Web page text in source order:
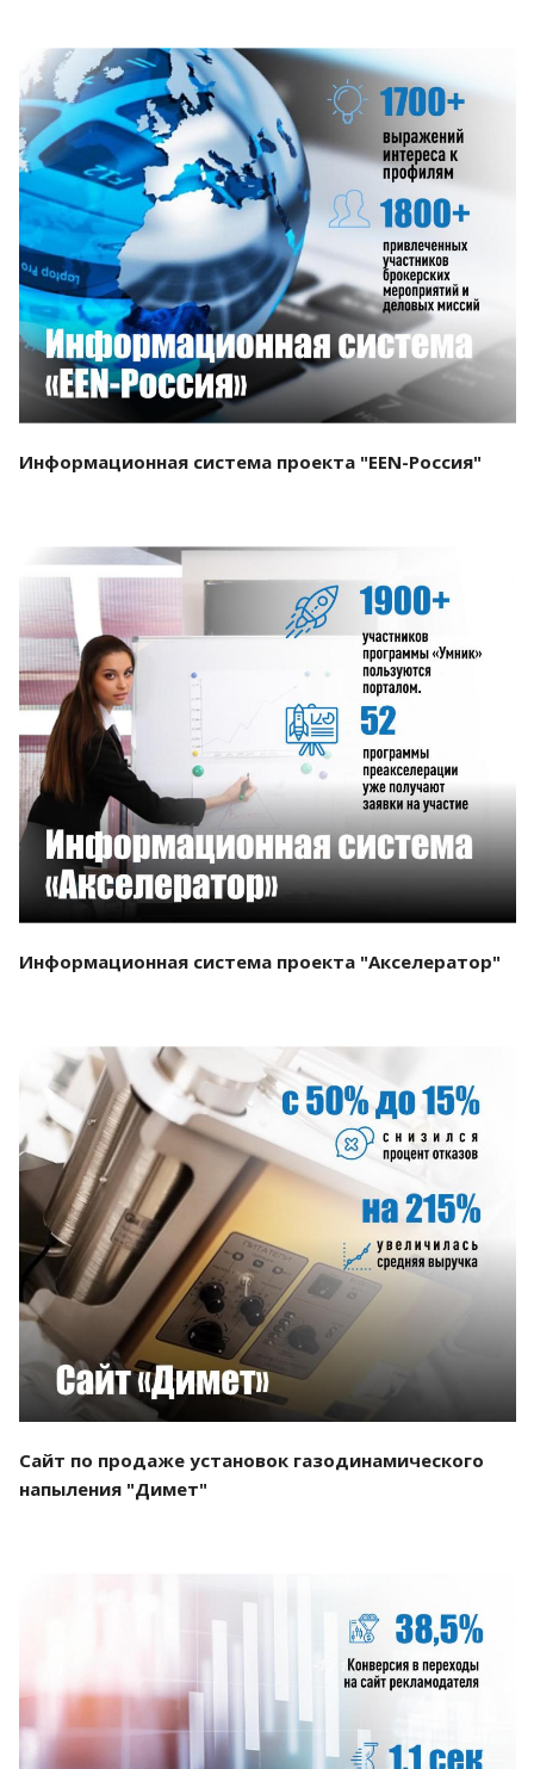
Смотреть проект
Информационная система проекта "EEN-Россия"
Смотреть проект
Информационная система проекта "Акселератор"
Смотреть проект
Сайт по продаже установок газодинамического
напыления "Димет"